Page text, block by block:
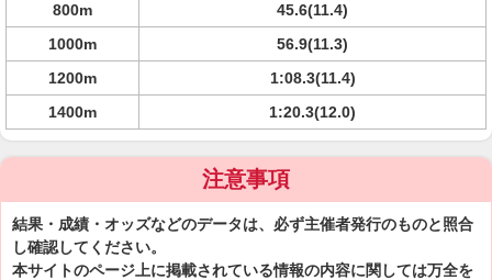
800m
45.6(11.4)
1000m
56.9(11.3)
1200m
1:08.3(11.4)
1400m
1:20.3(12.0)
注意事項
結果・成績・オッズなどのデータは、必ず主催者発行のものと照合
し確認してください。
本サイトのページ上に掲載されている情報の内容に関しては万全を